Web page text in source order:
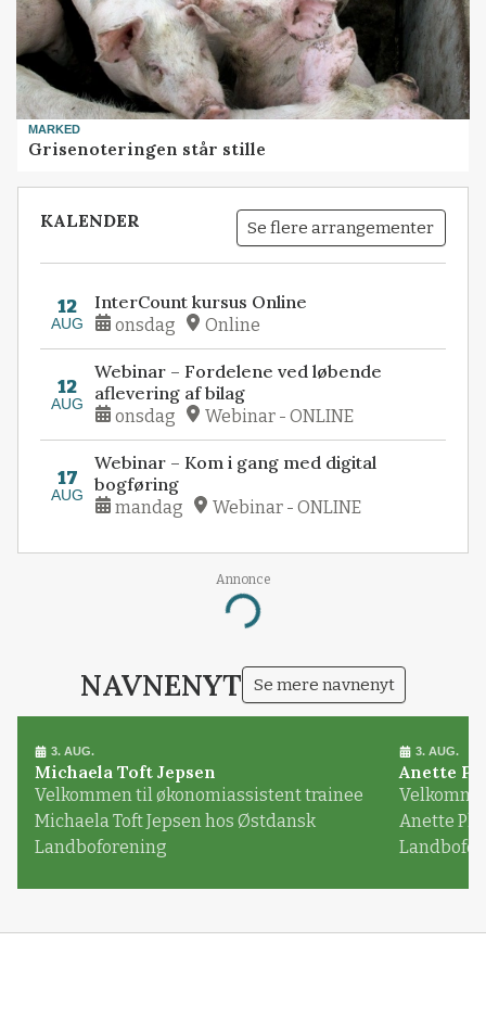
MARKED
Grisenoteringen står stille
KALENDER Se flere arrangementer
12
AUG
InterCount kursus Online
onsdag Online
12
AUG
Webinar – Fordelene ved løbende
aflevering af bilag
onsdag Webinar - ONLINE
17
AUG
Webinar – Kom i gang med digital
bogføring
mandag Webinar - ONLINE
Annonce
Loading...
NAVNENYT Se mere navnenyt
3. AUG.
Michaela Toft Jepsen
Velkommen til økonomiassistent trainee
Michaela Toft Jepsen hos Østdansk
Landboforening
3. AUG.
Anette
Anette